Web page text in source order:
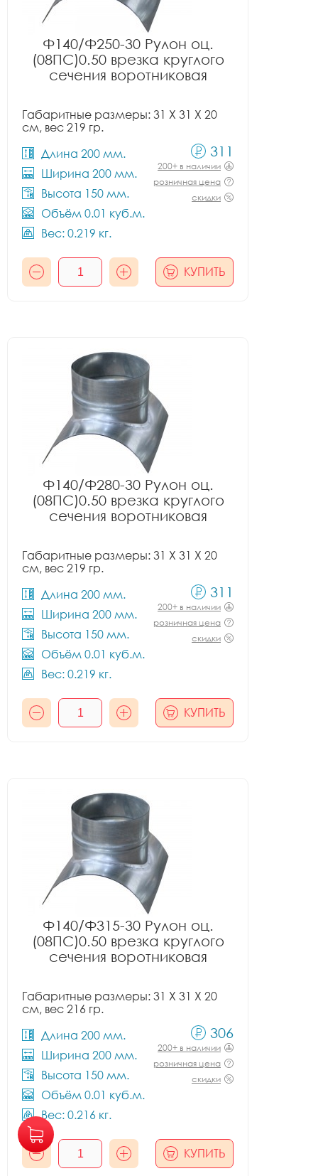
Ф140/Ф250-30 Рулон оц.
(08ПС)0.50 врезка круглого
сечения воротниковая
Габаритные размеры: 31 X 31 X 20
см, вес 219 гр.
Длина 200 мм.
Ширина 200 мм.
Высота 150 мм.
Объём 0.01 куб.м.
Вес: 0.219 кг.
311
200+ в наличии
розничная цена
скидки
КУПИТЬ
Ф140/Ф280-30 Рулон оц.
(08ПС)0.50 врезка круглого
сечения воротниковая
Габаритные размеры: 31 X 31 X 20
см, вес 219 гр.
Длина 200 мм.
Ширина 200 мм.
Высота 150 мм.
Объём 0.01 куб.м.
Вес: 0.219 кг.
311
200+ в наличии
розничная цена
скидки
КУПИТЬ
Ф140/Ф315-30 Рулон оц.
(08ПС)0.50 врезка круглого
сечения воротниковая
Габаритные размеры: 31 X 31 X 20
см, вес 216 гр.
Длина 200 мм.
Ширина 200 мм.
Высота 150 мм.
Объём 0.01 куб.м.
Вес: 0.216 кг.
306
200+ в наличии
розничная цена
скидки
КУПИТЬ